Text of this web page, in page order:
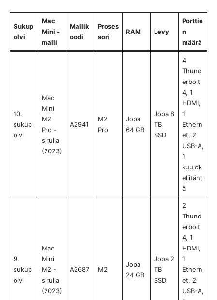
Sukup
olvi
Mac
Mini -
malli
Mallik
oodi
Proses
sori
RAM Levy
Porttie
n
määrä
10.
sukup
olvi
Mac
Mini
M2
Pro -
sirulla
(2023)
A2941
M2
Pro
Jopa
64 GB
Jopa 8
TB
SSD
4
Thund
erbolt
4, 1
HDMI,
1
Ethern
et, 2
USB-A,
1
kuulok
eliitänt
ä
9.
sukup
olvi
Mac
Mini
M2 -
sirulla
(2023)
A2687 M2
Jopa
24 GB
Jopa 2
TB
SSD
2
Thund
erbolt
4, 1
HDMI,
1
Ethern
et, 2
USB-A,